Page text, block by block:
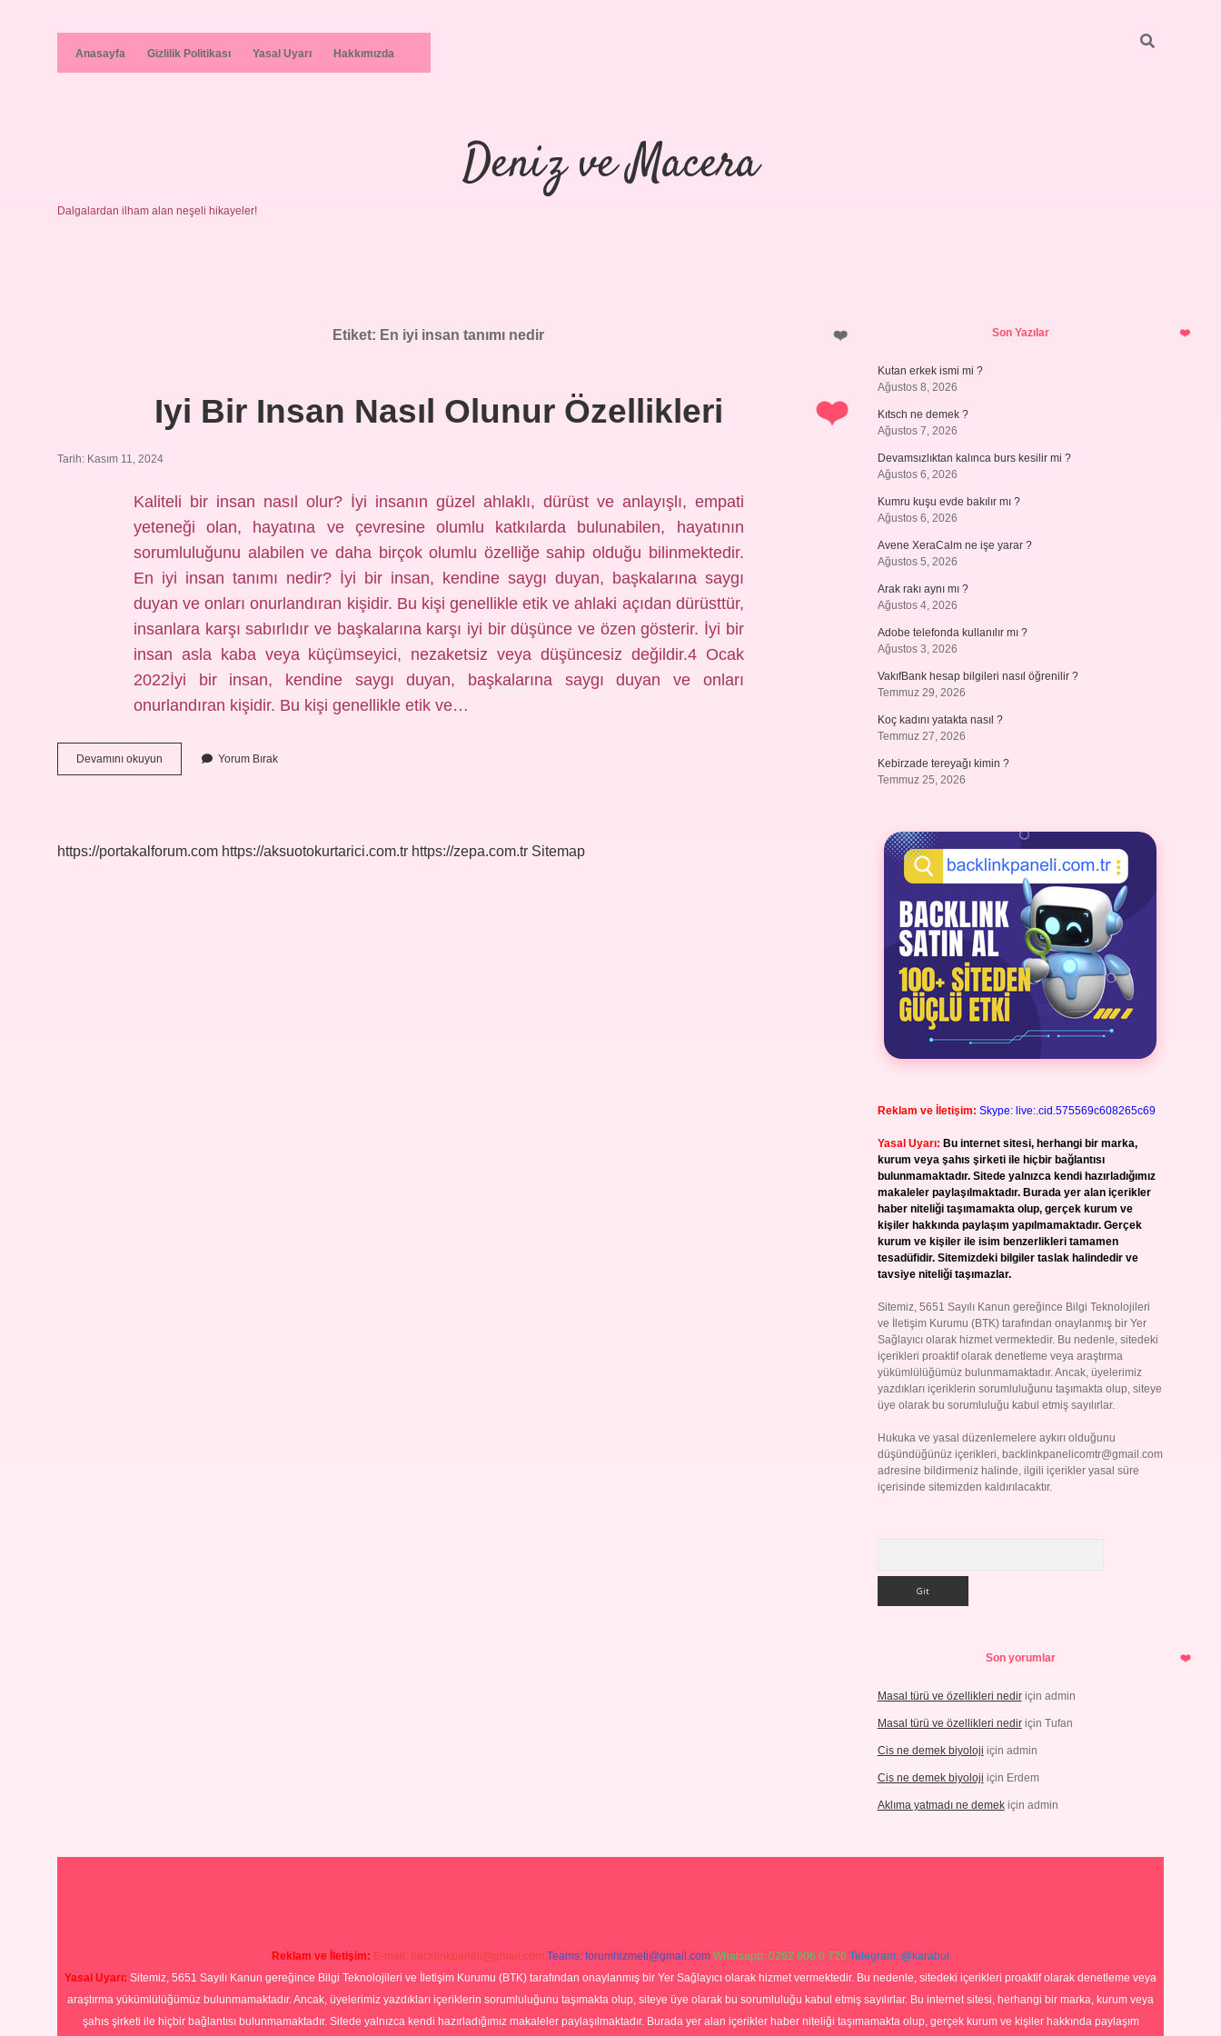
Anasayfa Gizlilik Politikası Yasal Uyarı Hakkımızda
Deniz ve Macera
Dalgalardan ilham alan neşeli hikayeler!
Etiket: En iyi insan tanımı nedir
Iyi Bir Insan Nasıl Olunur Özellikleri
Tarih: Kasım 11, 2024
Kaliteli bir insan nasıl olur? İyi insanın güzel ahlaklı, dürüst ve anlayışlı, empati
yeteneği olan, hayatına ve çevresine olumlu katkılarda bulunabilen, hayatının
sorumluluğunu alabilen ve daha birçok olumlu özelliğe sahip olduğu bilinmektedir.
En iyi insan tanımı nedir? İyi bir insan, kendine saygı duyan, başkalarına saygı
duyan ve onları onurlandıran kişidir. Bu kişi genellikle etik ve ahlaki açıdan dürüsttür,
insanlara karşı sabırlıdır ve başkalarına karşı iyi bir düşünce ve özen gösterir. İyi bir
insan asla kaba veya küçümseyici, nezaketsiz veya düşüncesiz değildir.4 Ocak
2022İyi bir insan, kendine saygı duyan, başkalarına saygı duyan ve onları
onurlandıran kişidir. Bu kişi genellikle etik ve…
Devamını okuyun
Bir
Yorum Bırak
https://portakalforum.com https://aksuotokurtarici.com.tr https://zepa.com.tr Sitemap
SidebarSon Yazılar
Kutan erkek ismi mi ?
Ağustos 8, 2026
Kıtsch ne demek ?
Ağustos 7, 2026
Devamsızlıktan kalınca burs kesilir mi ?
Ağustos 6, 2026
Kumru kuşu evde bakılır mı ?
Ağustos 6, 2026
Avene XeraCalm ne işe yarar ?
Ağustos 5, 2026
Arak rakı aynı mı ?
Ağustos 4, 2026
Adobe telefonda kullanılır mı ?
Ağustos 3, 2026
VakıfBank hesap bilgileri nasıl öğrenilir ?
Temmuz 29, 2026
Koç kadını yatakta nasıl ?
Temmuz 27, 2026
Kebirzade tereyağı kimin ?
Temmuz 25, 2026
Reklam ve İletişim: Skype: live:.cid.575569c608265c69
Yasal Uyarı: Bu internet sitesi, herhangi bir marka,
kurum veya şahıs şirketi ile hiçbir bağlantısı
bulunmamaktadır. Sitede yalnızca kendi hazırladığımız
makaleler paylaşılmaktadır. Burada yer alan içerikler
haber niteliği taşımamakta olup, gerçek kurum ve
kişiler hakkında paylaşım yapılmamaktadır. Gerçek
kurum ve kişiler ile isim benzerlikleri tamamen
tesadüfidir. Sitemizdeki bilgiler taslak halindedir ve
tavsiye niteliği taşımazlar.
Sitemiz, 5651 Sayılı Kanun gereğince Bilgi Teknolojileri
ve İletişim Kurumu (BTK) tarafından onaylanmış bir Yer
Sağlayıcı olarak hizmet vermektedir. Bu nedenle, sitedeki
içerikleri proaktif olarak denetleme veya araştırma
yükümlülüğümüz bulunmamaktadır. Ancak, üyelerimiz
yazdıkları içeriklerin sorumluluğunu taşımakta olup, siteye
üye olarak bu sorumluluğu kabul etmiş sayılırlar.
Hukuka ve yasal düzenlemelere aykırı olduğunu
düşündüğünüz içerikleri, backlinkpanelicomtr@gmail.com
adresine bildirmeniz halinde, ilgili içerikler yasal süre
içerisinde sitemizden kaldırılacaktır.
Son yorumlar
Masal türü ve özellikleri nediriçin admin
Masal türü ve özellikleri nediriçin Tufan
Cis ne demek biyoloji için admin
Cis ne demek biyoloji için Erdem
Aklıma yatmadı ne demekiçin admin
Reklam ve İletişim: E-mail: backlinkpaneli@gmail.com Teams: forumhizmeti@gmail.com Whatsapp: 0262 606 0 726 Telegram: @karabul
Yasal Uyarı: Sitemiz, 5651 Sayılı Kanun gereğince Bilgi Teknolojileri ve İletişim Kurumu (BTK) tarafından onaylanmış bir Yer Sağlayıcı olarak hizmet vermektedir. Bu nedenle, sitedeki içerikleri proaktif olarak denetleme veya
araştırma yükümlülüğümüz bulunmamaktadır. Ancak, üyelerimiz yazdıkları içeriklerin sorumluluğunu taşımakta olup, siteye üye olarak bu sorumluluğu kabul etmiş sayılırlar. Bu internet sitesi, herhangi bir marka, kurum veya
şahıs şirketi ile hiçbir bağlantısı bulunmamaktadır. Sitede yalnızca kendi hazırladığımız makaleler paylaşılmaktadır. Burada yer alan içerikler haber niteliği taşımamakta olup, gerçek kurum ve kişiler hakkında paylaşım